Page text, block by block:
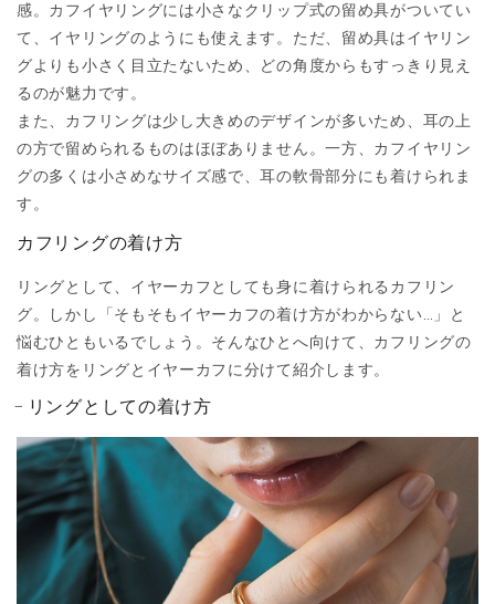
感。カフイヤリングには小さなクリップ式の留め具がついてい
て、イヤリングのようにも使えます。ただ、留め具はイヤリン
グよりも小さく目立たないため、どの角度からもすっきり見え
るのが魅力です。
また、カフリングは少し大きめのデザインが多いため、耳の上
の方で留められるものはほぼありません。一方、カフイヤリン
グの多くは小さめなサイズ感で、耳の軟骨部分にも着けられま
す。
カフリングの着け方
リングとして、イヤーカフとしても身に着けられるカフリン
グ。しかし「そもそもイヤーカフの着け方がわからない…」と
悩むひともいるでしょう。そんなひとへ向けて、カフリングの
着け方をリングとイヤーカフに分けて紹介します。
リングとしての着け方